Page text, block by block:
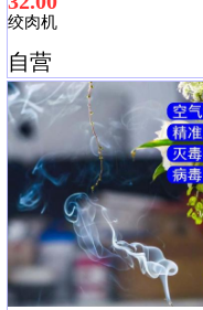
绞肉机
自营